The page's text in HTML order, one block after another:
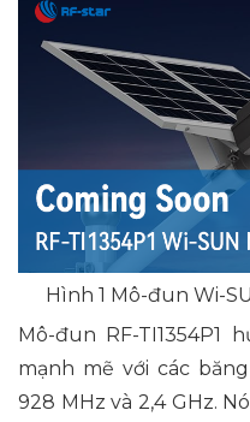
Hình 1 Mô-đun Wi-
Mô-đun RF-TI1354P1
mạnh mẽ với các
928 MHz và 2,4 GHz.